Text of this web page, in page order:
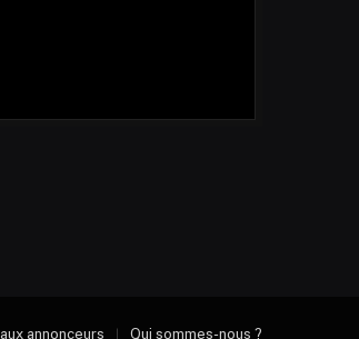
annonceurs Qui sommes-nous ?